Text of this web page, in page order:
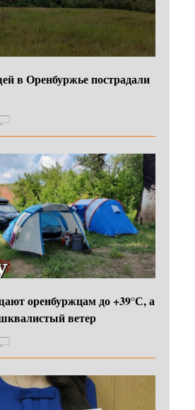
в Оренбуржье пострадали
оренбуржцам до +39°С, а
ветер